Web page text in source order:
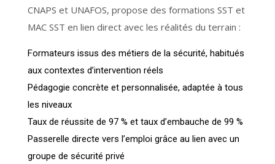
CNAPS et UNAFOS, propose des formations SST et
MAC SST en lien direct avec les réalités du terrain :
Formateurs issus des métiers de la sécurité, habitués
aux contextes d’intervention réels
Pédagogie concrète et personnalisée, adaptée à tous
les niveaux
Taux de réussite de 97 % et taux d’embauche de 99 %
Passerelle directe vers l’emploi grâce au lien avec un
groupe de sécurité privé